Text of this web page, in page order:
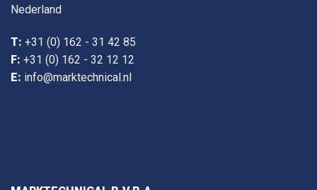
Nederland
T: +31 (0) 162 - 31 42 85
F: +31 (0) 162 - 32 12 12
E: info@marktechnical.nl